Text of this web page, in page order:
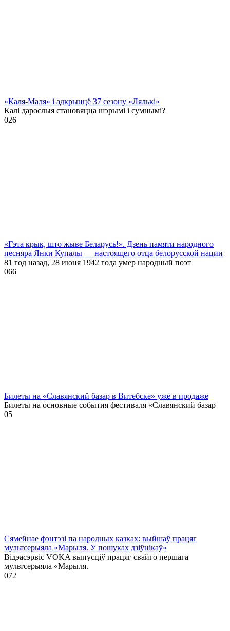
«Каля-Маля» і адкрыццё 37 сезону «Лялькі»
Калі дарослыя становяцца шэрымі і сумнымі?
026
«Гэта крык, што жыве Беларусь!». Дзень памяти народного
песняра Янки Купалы — настоящего отца белорусской нации
81 год назад, 28 июня 1942 года умер народный поэт
066
Билеты на «Славянский базар в Витебске» уже в продаже
Билеты на основные события фестиваля «Славянский базар
05
Сямейнае фэнтэзі па народных казках: выйшаў працяг
мультсерыяла «Марыля. У пошуках дзіўнікаў»
Відэасэрвіс VOKA выпусціў працяг свайго першага
мультсерыяла «Марыля.
072